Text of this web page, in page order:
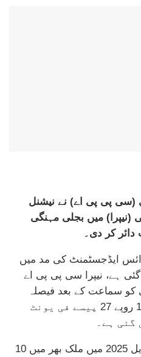
(سی پی پی اے) نے نیشنل
(نیپرا) میں بجلی مہنگی
کر دی۔
ایڈجسٹمنٹ کی مد میں
ہے، نیپرا سی پی پی اے
پر 29 مئی کو سماعت کے بعد فیصلہ
کرے گا،درخواست میں بجلی 1 روپے 27 پیسے فی یونٹ
ہے۔
سی پی پی اے کے مطابق، اپریل 2025 میں ملک بھر میں 10